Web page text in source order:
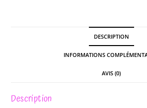
DESCRIPTION
INFORMATIONS
AVIS (0)
Description